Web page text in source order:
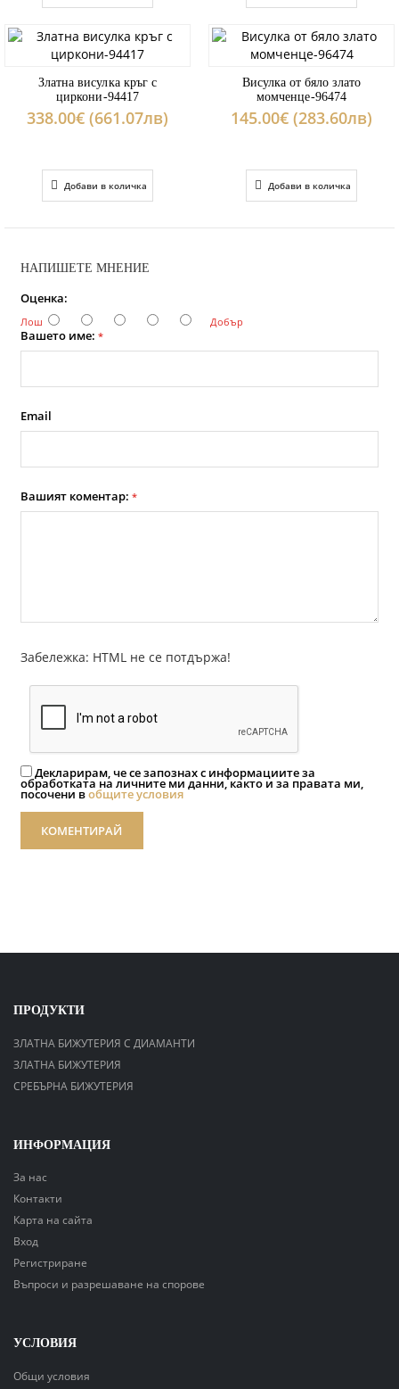
Златна висулка кръг с
циркони-94417
338.00€ (661.07лв)
Добави в количка
Висулка от бяло злато
момченце-96474
145.00€ (283.60лв)
Добави в количка
НАПИШЕТЕ МНЕНИЕ
Оценка:
Лош Добър
Вашето име: *
Email
Вашият коментар: *
Забележка: HTML не се потдържа!
Декларирам, че се запознах с информациите за
обработката на личните ми данни, както и за правата ми,
посочени вобщите условия
КОМЕНТИРАЙ
ПРОДУКТИ
ЗЛАТНА БИЖУТЕРИЯ С ДИАМАНТИ
ЗЛАТНА БИЖУТЕРИЯ
СРЕБЪРНА БИЖУТЕРИЯ
ИНФОРМАЦИЯ
За нас
Контакти
Карта на сайта
Вход
Регистриране
Въпроси и разрешаване на спорове
УСЛОВИЯ
Общи условия